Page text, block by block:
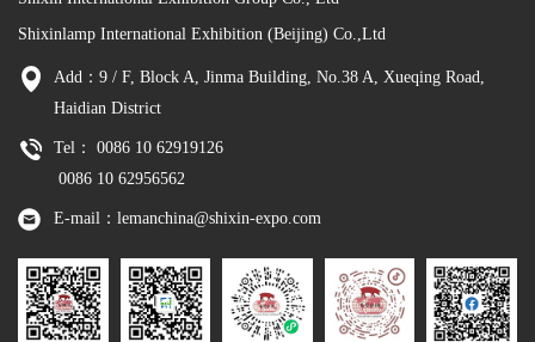
Shixinlamp International Exhibition (Beijing) Co.,Ltd
Add：9 / F, Block A, Jinma Building, No.38 A, Xueqing Road,
Haidian District
Tel： 0086 10 62919126
0086 10 62956562
E-mail：lemanchina@shixin-expo.com